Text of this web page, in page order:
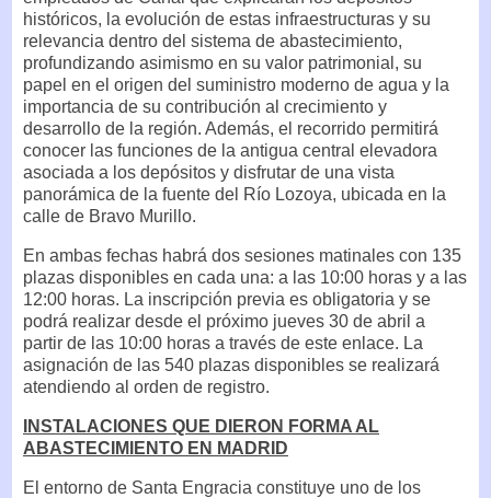
históricos, la evolución de estas infraestructuras y su
relevancia dentro del sistema de abastecimiento,
profundizando asimismo en su valor patrimonial, su
papel en el origen del suministro moderno de agua y la
importancia de su contribución al crecimiento y
desarrollo de la región. Además, el recorrido permitirá
conocer las funciones de la antigua central elevadora
asociada a los depósitos y disfrutar de una vista
panorámica de la fuente del Río Lozoya, ubicada en la
calle de Bravo Murillo.
En ambas fechas habrá dos sesiones matinales con 135
plazas disponibles en cada una: a las 10:00 horas y a las
12:00 horas. La inscripción previa es obligatoria y se
podrá realizar desde el próximo jueves 30 de abril a
partir de las 10:00 horas a través de este enlace. La
asignación de las 540 plazas disponibles se realizará
atendiendo al orden de registro.
INSTALACIONES QUE DIERON FORMA AL
ABASTECIMIENTO EN MADRID
El entorno de Santa Engracia constituye uno de los